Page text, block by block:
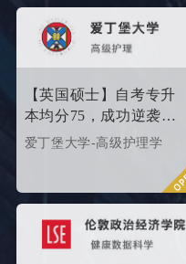
服务产品。该留学服务产品
新等留学多地域，包含本科/
在帮助更多学生拿下理想院
门，从外籍文书高端定制开
始！
【英国硕士】自考专升
本均分75，成功逆袭
QS34爱丁堡高级护理硕
爱丁堡大学-高级护理学